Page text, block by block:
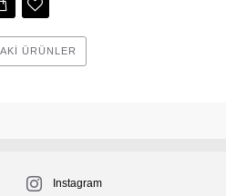
ÜRÜNLER
Instagram